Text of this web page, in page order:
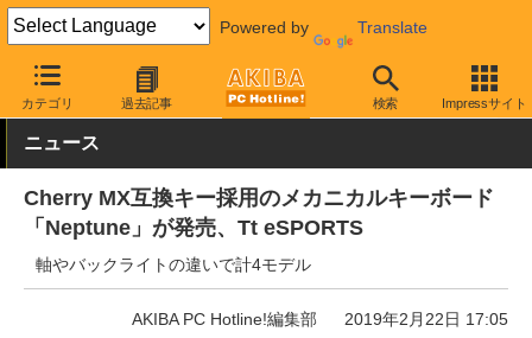
Powered by Translate
カテゴリ 過去記事 検索 Impressサイト
AKIBA PC Hotline! PC周辺機器 キーボード Thermaltake
ニュース
Cherry MX互換キー採用のメカニカルキーボード
「Neptune」が発売、Tt eSPORTS
軸やバックライトの違いで計4モデル
AKIBA PC Hotline!編集部 2019年2月22日 17:05